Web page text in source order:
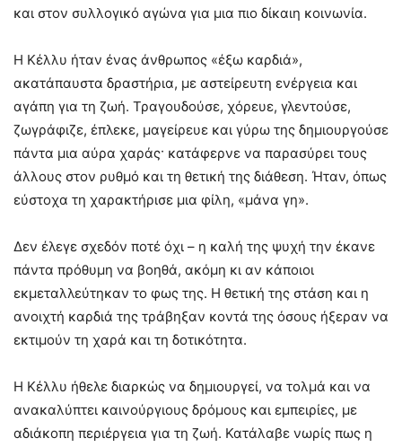
και στον συλλογικό αγώνα για μια πιο δίκαιη κοινωνία.
Η Κέλλυ ήταν ένας άνθρωπος «έξω καρδιά»,
ακατάπαυστα δραστήρια, με αστείρευτη ενέργεια και
αγάπη για τη ζωή. Τραγουδούσε, χόρευε, γλεντούσε,
ζωγράφιζε, έπλεκε, μαγείρευε και γύρω της δημιουργούσε
πάντα μια αύρα χαράς· κατάφερνε να παρασύρει τους
άλλους στον ρυθμό και τη θετική της διάθεση. Ήταν, όπως
εύστοχα τη χαρακτήρισε μια φίλη, «μάνα γη».
Δεν έλεγε σχεδόν ποτέ όχι – η καλή της ψυχή την έκανε
πάντα πρόθυμη να βοηθά, ακόμη κι αν κάποιοι
εκμεταλλεύτηκαν το φως της. Η θετική της στάση και η
ανοιχτή καρδιά της τράβηξαν κοντά της όσους ήξεραν να
εκτιμούν τη χαρά και τη δοτικότητα.
Η Κέλλυ ήθελε διαρκώς να δημιουργεί, να τολμά και να
ανακαλύπτει καινούργιους δρόμους και εμπειρίες, με
αδιάκοπη περιέργεια για τη ζωή. Κατάλαβε νωρίς πως η